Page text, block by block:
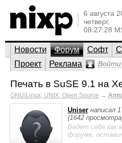
6 августа
четверг,
08:27:28
Новости Форум Софт
Проект
Реклама Войти
Печать в SuSE 9.1 на
GNU/Linux, UNIX, Open Source →
Uniser написал
(1642
Ведет себя как
форуме,